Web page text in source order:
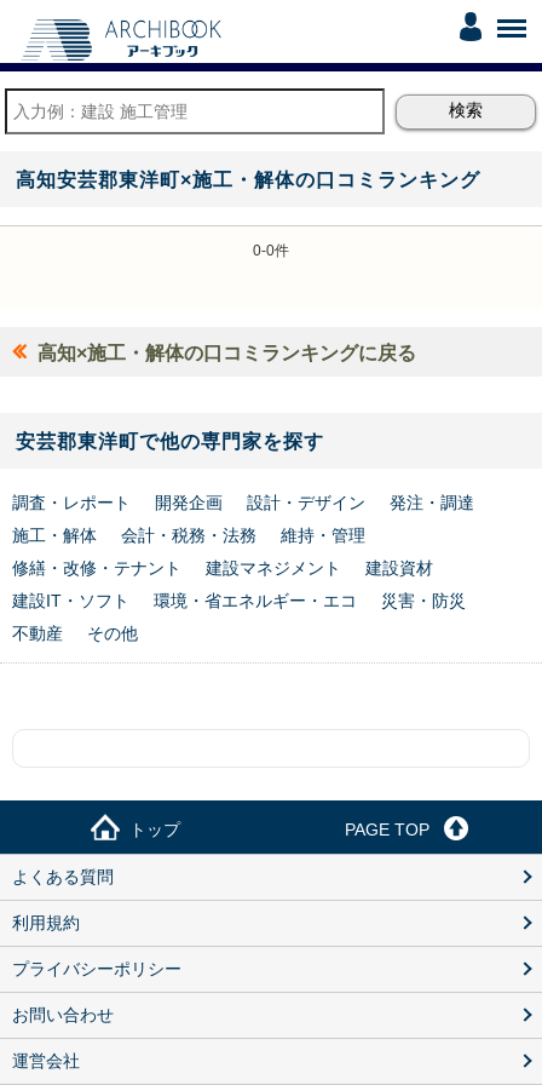
高知安芸郡東洋町×施工・解体の口コミランキング
0-0件
高知×施工・解体の口コミランキングに戻る
安芸郡東洋町で他の専門家を探す
調査・レポート 開発企画 設計・デザイン
発注・調達
施工・解体
会計・税務・法務
維持・管理
修繕・改修・テナント
建設マネジメント
建設資材
建設IT・ソフト
環境・省エネルギー・エコ
災害・防災
不動産
その他
トップ PAGE TOP
よくある質問
利用規約
プライバシーポリシー
お問い合わせ
運営会社